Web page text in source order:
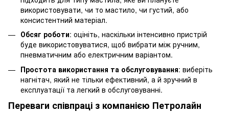
використовувати, чи то мастило, чи густий, або
консистентний матеріал.
Обсяг роботи: оцініть, наскільки інтенсивно пристрій
буде використовуватися, щоб вибрати між ручним,
пневматичним або електричним варіантом.
Простота використання та обслуговування: виберіть
нагнітач, який не тільки ефективний, а й зручний в
експлуатації та легкий в обслуговуванні.
Переваги співпраці з компанією Петролайн